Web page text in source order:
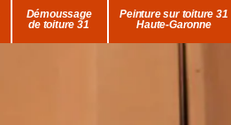
Démoussage
de toiture 31
Peinture sur toiture 31
Haute-Garonne